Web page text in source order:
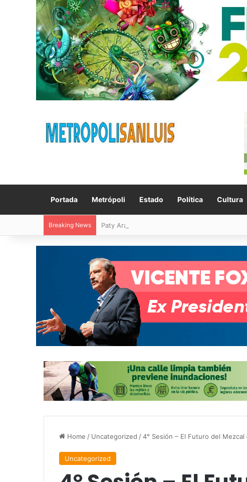
Portada Metrópoli Estado Política Cultura
Breaking News Paty Aradillas destaca impacto del nuevo
Home / Uncategorized /4° Sesión – El Futuro del
Uncategorized